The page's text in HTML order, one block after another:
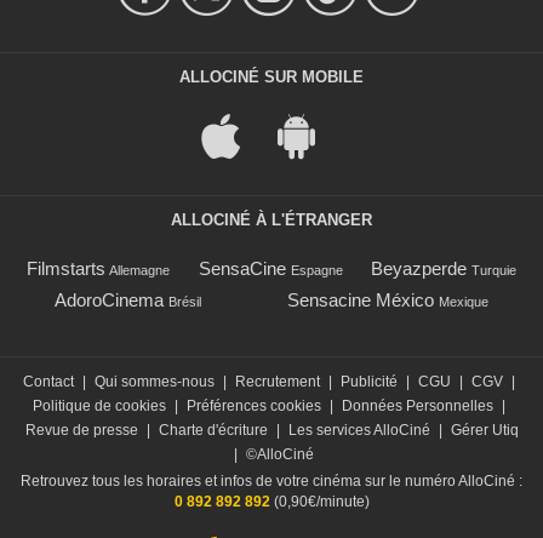
ALLOCINÉ SUR MOBILE
ALLOCINÉ À L'ÉTRANGER
Filmstarts Allemagne SensaCine Espagne Beyazperde Turquie
AdoroCinema Brésil Sensacine México Mexique
Contact Qui sommes-nous Recrutement Publicité CGU CGV
Politique de cookies
Préférences cookies Données Personnelles
Revue de presse
Charte d'écriture Les services AlloCiné
Gérer Utiq
©AlloCiné
Retrouvez tous les horaires et infos de votre cinéma sur le numéro AlloCiné :
0 892 892 892(0,90€/minute)